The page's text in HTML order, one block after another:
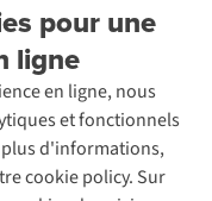
pour une
ligne
en ligne, nous
et fonctionnels
d'informations,
cookie policy. Sur